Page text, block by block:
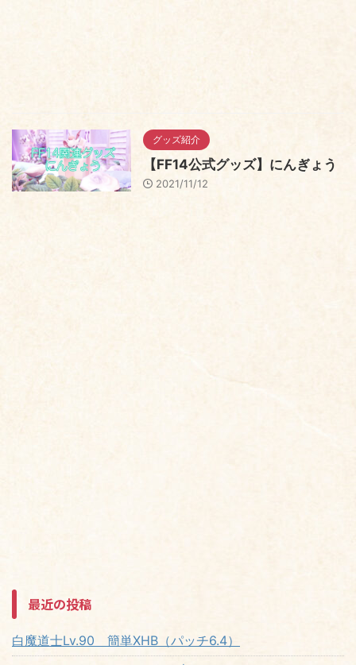
グッズ紹介
【FF14公式グッズ】にんぎょう
2021/11/12
最近の投稿
白魔道士Lv.90 簡単XHB（パッチ6.4）